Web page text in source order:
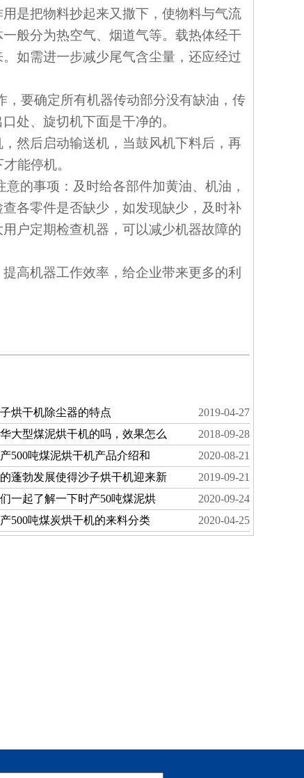
是把物料抄起来又撒下，使物料与气流
般分为热空气、烟道气等。载热体经干
如需进一步减少尾气含尘量，还应经过
要确定所有机器传动部分没有缺油，传
处、旋切机下面是干净的。
然后启动输送机，当鼓风机下料后，再
能停机。
的事项：及时给各部件加黄油、机油，
各零件是否缺少，如发现缺少，及时补
户定期检查机器，可以减少机器故障的
高机器工作效率，给企业带来更多的利
烘干机除尘器的特点
2019-04-27
大型煤泥烘干机的吗，效果怎么
2018-09-28
500吨煤泥烘干机产品介绍和
2020-08-21
蓬勃发展使得沙子烘干机迎来新
2019-09-21
一起了解一下时产50吨煤泥烘
2020-09-24
500吨煤炭烘干机的来料分类
2020-04-25